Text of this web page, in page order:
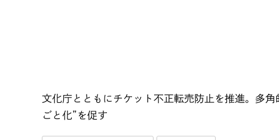
文化庁とともにチケット不正転売防止を推進。多角
ごと化”を促す